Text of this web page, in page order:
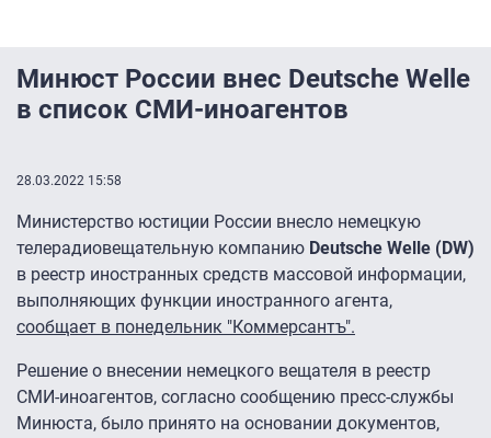
Минюст России внес Deutsche Welle
в список СМИ-иноагентов
28.03.2022 15:58
Министерство юстиции России внесло немецкую
телерадиовещательную компанию Deutsche Welle (DW)
в реестр иностранных средств массовой информации,
выполняющих функции иностранного агента,
сообщает в понедельник "Коммерсантъ".
Решение о внесении немецкого вещателя в реестр
СМИ-иноагентов, согласно сообщению пресс-службы
Минюста, было принято на основании документов,